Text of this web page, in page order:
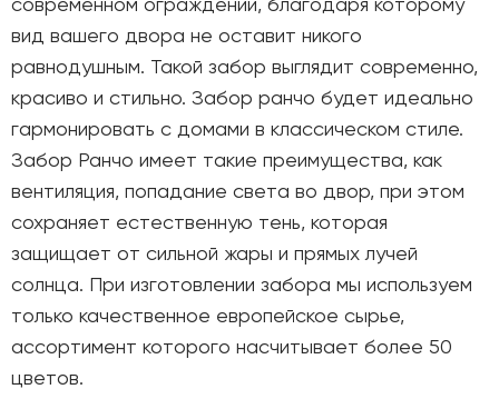
вид вашего двора не оставит никого
равнодушным. Такой забор выглядит современно,
красиво и стильно. Забор ранчо будет идеально
гармонировать с домами в классическом стиле.
Забор Ранчо имеет такие преимущества, как
вентиляция, попадание света во двор, при этом
сохраняет естественную тень, которая
защищает от сильной жары и прямых лучей
солнца. При изготовлении забора мы используем
только качественное европейское сырье,
ассортимент которого насчитывает более 50
цветов.